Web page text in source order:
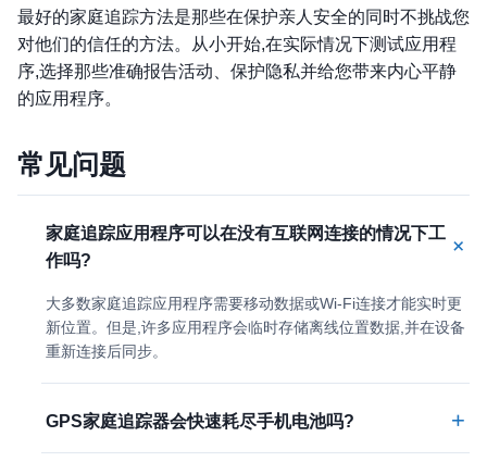
最好的家庭追踪方法是那些在保护亲人安全的同时不挑战您
对他们的信任的方法。从小开始,在实际情况下测试应用程
序,选择那些准确报告活动、保护隐私并给您带来内心平静
的应用程序。
常见问题
家庭追踪应用程序可以在没有互联网连接的情况下工
作吗?
+
大多数家庭追踪应用程序需要移动数据或Wi-Fi连接才能实时更
新位置。但是,许多应用程序会临时存储离线位置数据,并在设备
重新连接后同步。
GPS家庭追踪器会快速耗尽手机电池吗? +